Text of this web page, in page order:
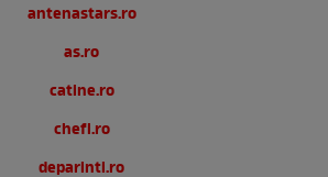
antenastars.ro
as.ro
catine.ro
chefi.ro
deparinti.ro